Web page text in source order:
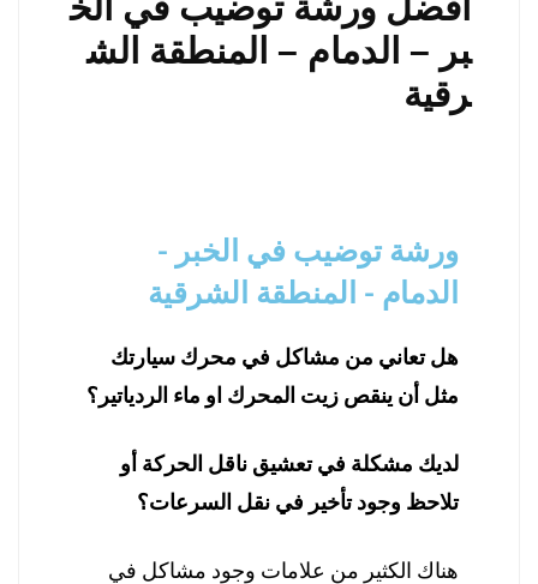
بر – الدمام – المنطقة الش
رقية
ورشة توضيب في الخبر -
الدمام - المنطقة الشرقية
هل تعاني من مشاكل في محرك سيارتك
مثل أن ينقص زيت المحرك او ماء الردياتير؟
لديك مشكلة في تعشيق ناقل الحركة أو
تلاحظ وجود تأخير في نقل السرعات؟
هناك الكثير من علامات وجود مشاكل في